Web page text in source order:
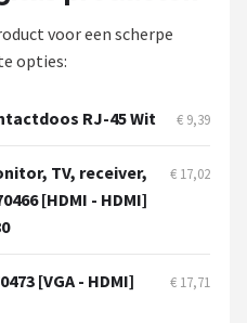
voor een scherpe
opties:
RJ-45 Wit € 9,39
TV, receiver,
[HDMI - HDMI]
€ 17,02
[VGA - HDMI]
€ 17,71